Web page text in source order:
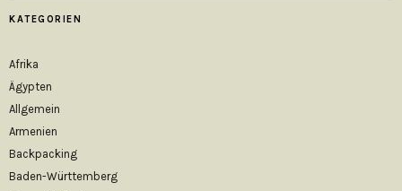
KATEGORIEN
Afrika
Ägypten
Allgemein
Armenien
Backpacking
Baden-Württemberg